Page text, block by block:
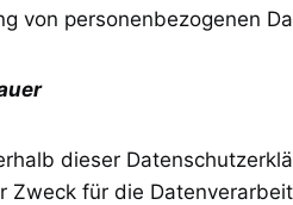
von personenbezogenen
dieser
Zweck für die